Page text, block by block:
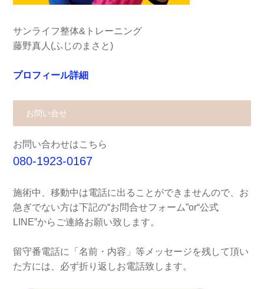
サンライフ整体&トレーニング
藤野真人(ふじのまさと)
プロフィール詳細
お問い合せ
お問い合わせはこちら
080-1923-0167
施術中、移動中は電話に出ることができませんので、お
急ぎでない方は下記の“お問合せフォーム”or“公式
LINE”からご連絡お願い致します。
留守番電話に「名前・内容」等メッセージを残して頂い
た方には、必ず折り返しお電話致します。